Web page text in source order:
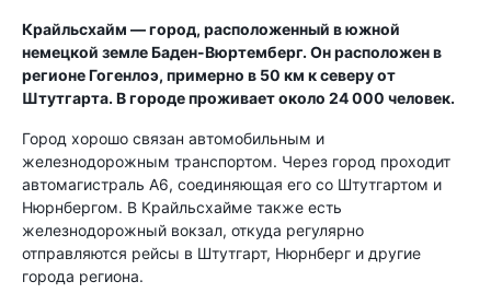
Крайльсхайм — город, расположенный в южной
немецкой земле Баден-Вюртемберг. Он расположен в
регионе Гогенлоэ, примерно в 50 км к северу от
Штутгарта. В городе проживает около 24 000 человек.
Город хорошо связан автомобильным и
железнодорожным транспортом. Через город проходит
автомагистраль А6, соединяющая его со Штутгартом и
Нюрнбергом. В Крайльсхайме также есть
железнодорожный вокзал, откуда регулярно
отправляются рейсы в Штутгарт, Нюрнберг и другие
города региона.